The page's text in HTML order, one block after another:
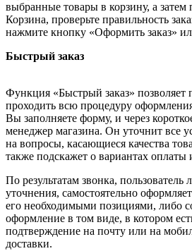
выбранные товары в корзину, а затем
Корзина, проверьте правильность
нажмите кнопку «Оформить заказ»
Быстрый заказ
Функция «Быстрый заказ» позволяет
проходить всю процедуру оформления
Вы заполняете форму, и через
менеджер магазина. Он уточнит все
на вопросы, касающиеся качества
также подскажет о вариантах оплаты
По результатам звонка, пользователь
уточнения, самостоятельно
его необходимыми позициями, либо
оформление в том виде, в котором
подтверждение на почту или на
доставки.